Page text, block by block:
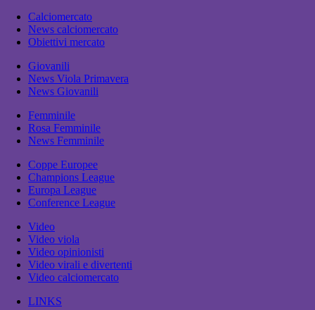
Calciomercato
News calciomercato
Obiettivi mercato
Giovanili
News Viola Primavera
News Giovanili
Femminile
Rosa Femminile
News Femminile
Coppe Europee
Champions League
Europa League
Conference League
Video
Video viola
Video opinionisti
Video virali e divertenti
Video calciomercato
LINKS